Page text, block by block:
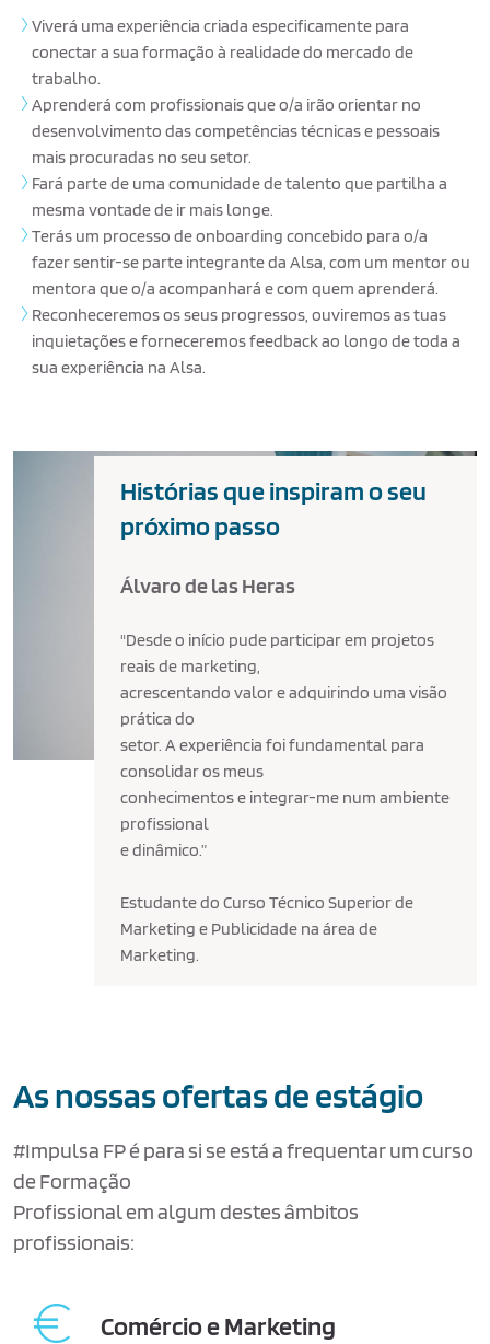
Viverá uma experiência criada especificamente para
conectar a sua formação à realidade do mercado de
trabalho.
Aprenderá com profissionais que o/a irão orientar no
desenvolvimento das competências técnicas e pessoais
mais procuradas no seu setor.
Fará parte de uma comunidade de talento que partilha a
mesma vontade de ir mais longe.
Terás um processo de onboarding concebido para o/a
fazer sentir-se parte integrante da Alsa, com um mentor ou
mentora que o/a acompanhará e com quem aprenderá.
Reconheceremos os seus progressos, ouviremos as tuas
inquietações e forneceremos feedback ao longo de toda a
sua experiência na Alsa.
Histórias que inspiram o seu
próximo passo
Álvaro de las Heras
"Desde o início pude participar em projetos
reais de marketing,
acrescentando valor e adquirindo uma visão
prática do
setor. A experiência foi fundamental para
consolidar os meus
conhecimentos e integrar-me num ambiente
profissional
e dinâmico.”
Estudante do Curso Técnico Superior de
Marketing e Publicidade na área de
Marketing.
As nossas ofertas de estágio
#Impulsa FP é para si se está a frequentar um curso
de Formação
Profissional em algum destes âmbitos
profissionais:
Comércio e Marketing